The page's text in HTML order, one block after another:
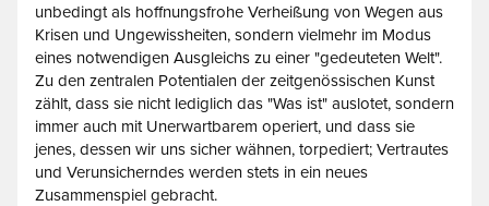
unbedingt als hoffnungsfrohe Verheißung von Wegen aus
Krisen und Ungewissheiten, sondern vielmehr im Modus
eines notwendigen Ausgleichs zu einer "gedeuteten Welt".
Zu den zentralen Potentialen der zeitgenössischen Kunst
zählt, dass sie nicht lediglich das "Was ist" auslotet, sondern
immer auch mit Unerwartbarem operiert, und dass sie
jenes, dessen wir uns sicher wähnen, torpediert; Vertrautes
und Verunsicherndes werden stets in ein neues
Zusammenspiel gebracht.